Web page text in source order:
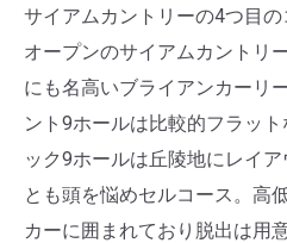
サイアムカントリーの4つ目
オープンのサイアムカントリ
にも名高いブライアンカーリ
ント9ホールは比較的フラッ
ック9ホールは丘陵地にレイ
とも頭を悩めセルコース。高
カーに囲まれており脱出は用